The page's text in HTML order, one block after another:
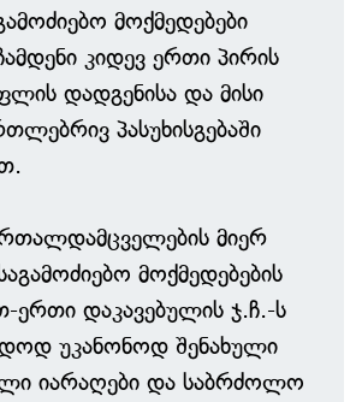
მოქმედებები
კიდევ ერთი პირის
დადგენისა და მისი
პასუხისგებაში
მიერ
მოქმედებების
ერთი დაკავებულის ჯ.ჩ.-ს
უკანონოდ შენახული
იარაღები და საბრძოლო